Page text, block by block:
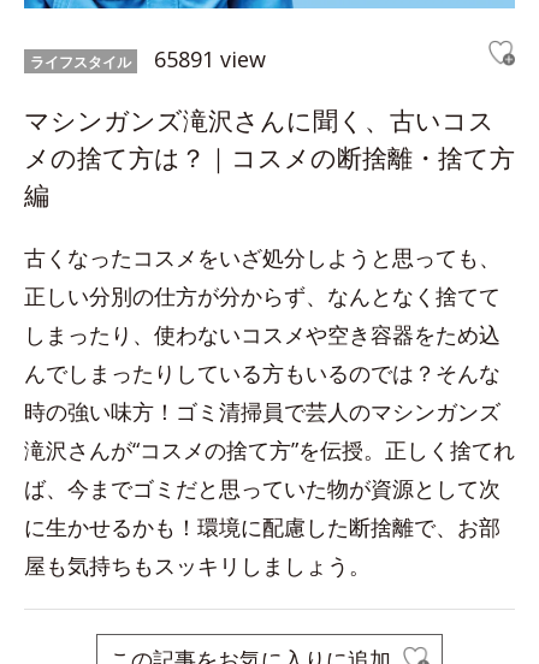
ライフスタイル 65891 view
マシンガンズ滝沢さんに聞く、古いコス
メの捨て方は？｜コスメの断捨離・捨て方
編
古くなったコスメをいざ処分しようと思っても、
正しい分別の仕方が分からず、なんとなく捨てて
しまったり、使わないコスメや空き容器をため込
んでしまったりしている方もいるのでは？そんな
時の強い味方！ゴミ清掃員で芸人のマシンガンズ
滝沢さんが“コスメの捨て方”を伝授。正しく捨てれ
ば、今までゴミだと思っていた物が資源として次
に生かせるかも！環境に配慮した断捨離で、お部
屋も気持ちもスッキリしましょう。